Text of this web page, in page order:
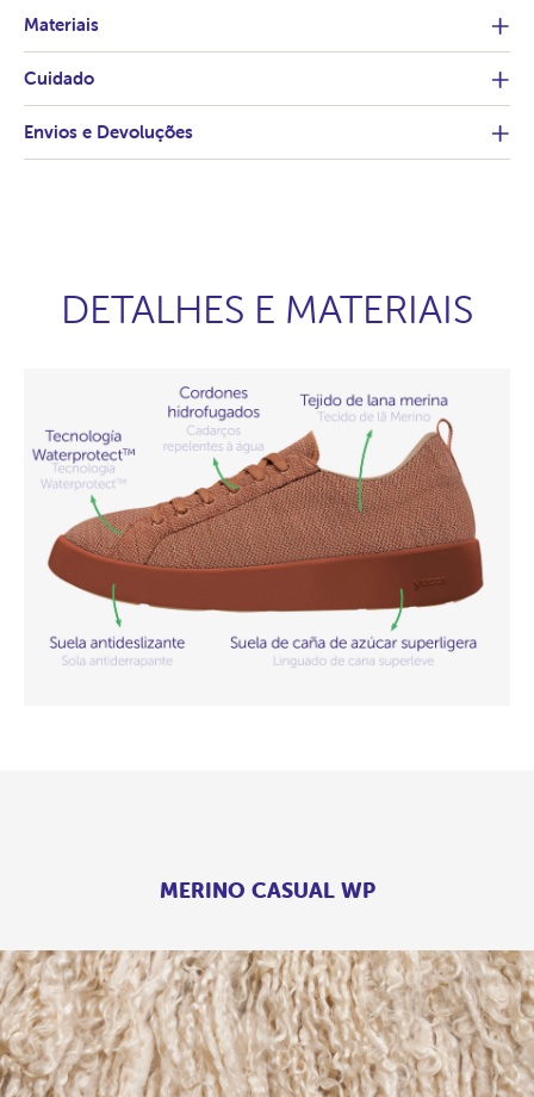
Materiais
Cuidado
Envios e Devoluções
DETALHES E MATERIAIS
MERINO CASUAL WP